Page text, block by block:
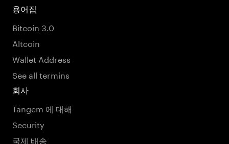
용어집
Bitcoin 3.0
Altcoin
Wallet Address
See all termins
회사
Tangem 에 대해
Security
국제 배송